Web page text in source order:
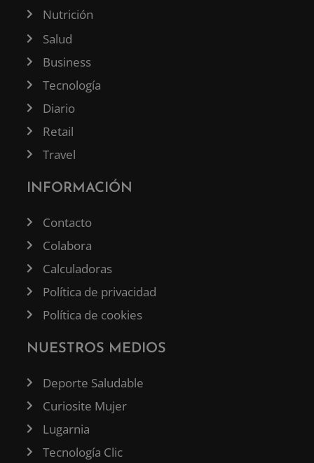
Nutrición
Salud
Business
Tecnología
Diario
Retail
Travel
INFORMACIÓN
Contacto
Colabora
Calculadoras
Política de privacidad
Política de cookies
NUESTROS MEDIOS
Deporte Saludable
Curiosite Mujer
Lugarnia
Tecnología Clic